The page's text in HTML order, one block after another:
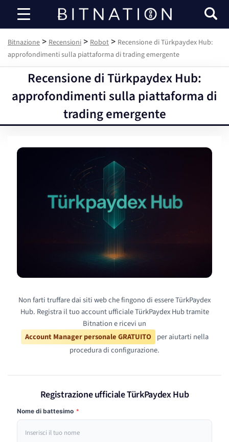
Bitnazione
Bitnazione > Recensioni > Robot > Recensione di Türkpaydex Hub:
approfondimenti sulla piattaforma di trading emergente
Recensione di Türkpaydex Hub:
approfondimenti sulla piattaforma di
trading emergente
Non farti truffare dai siti web che fingono di essere TürkPaydex
Hub. Registra il tuo account ufficiale TürkPaydex Hub tramite
Bitnation e ricevi un
Account Manager personale GRATUITO per aiutarti nella
procedura di configurazione.
Registrazione ufficiale TürkPaydex Hub
Nome di battesimo *